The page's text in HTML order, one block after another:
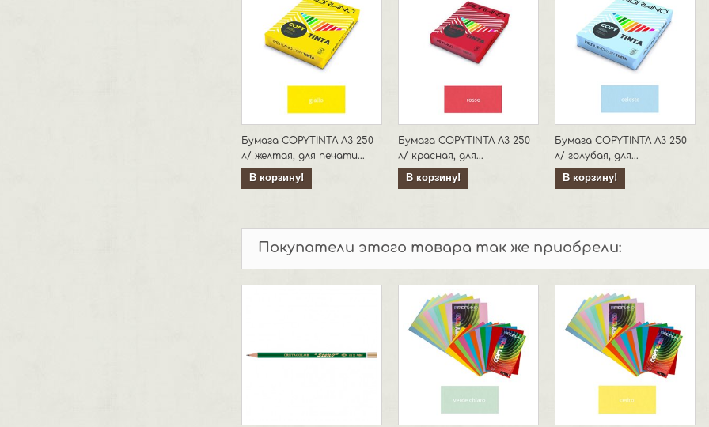
Бумага COPYTINTA А3 250
л/ желтая, для печати...
В корзину!
Бумага COPYTINTA А3 250
л/ красная, для...
В корзину!
Бумага COPYTINTA А3 250
л/ голубая, для...
В корзину!
Покупатели этого товара так же приобрели: